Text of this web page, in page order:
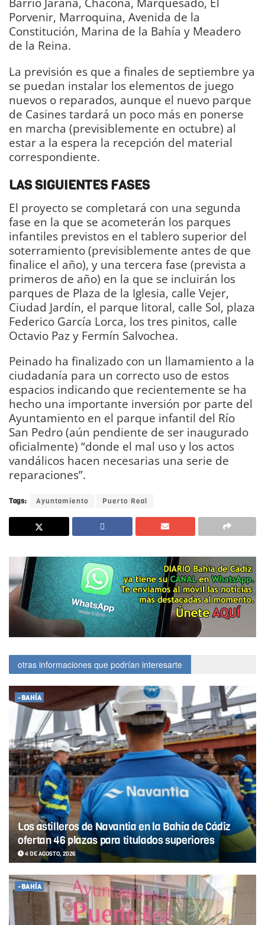
Porvenir, Marroquina, Avenida de la
Constitución, Marina de la Bahía y Meadero
de la Reina.
La previsión es que a finales de septiembre ya
se puedan instalar los elementos de juego
nuevos o reparados, aunque el nuevo parque
de Casines tardará un poco más en ponerse
en marcha (previsiblemente en octubre) al
estar a la espera la recepción del material
correspondiente.
LAS SIGUIENTES FASES
El proyecto se completará con una segunda
fase en la que se acometerán los parques
infantiles previstos en el tablero superior del
soterramiento (previsiblemente antes de que
finalice el año), y una tercera fase (prevista a
primeros de año) en la que se incluirán los
parques de Plaza de la Iglesia, calle Vejer,
Ciudad Jardín, el parque litoral, calle Sol, plaza
Federico García Lorca, los tres pinitos, calle
Octavio Paz y Fermín Salvochea.
Peinado ha finalizado con un llamamiento a la
ciudadanía para un correcto uso de estos
espacios indicando que recientemente se ha
hecho una importante inversión por parte del
Ayuntamiento en el parque infantil del Río
San Pedro (aún pendiente de ser inaugurado
oficialmente) “donde el mal uso y los actos
vandálicos hacen necesarias una serie de
reparaciones”.
Tags: Ayuntamiento Puerto Real
otras informaciones que podrían interesarte
-BAHÍA
Los astilleros de Navantia en la Bahía de Cádiz
ofertan 46 plazas para titulados superiores
4 DE AGOSTO, 2026
-BAHÍA